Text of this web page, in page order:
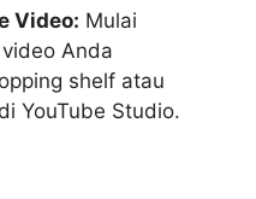
Video: Mulai
Anda
shelf atau
YouTube Studio.